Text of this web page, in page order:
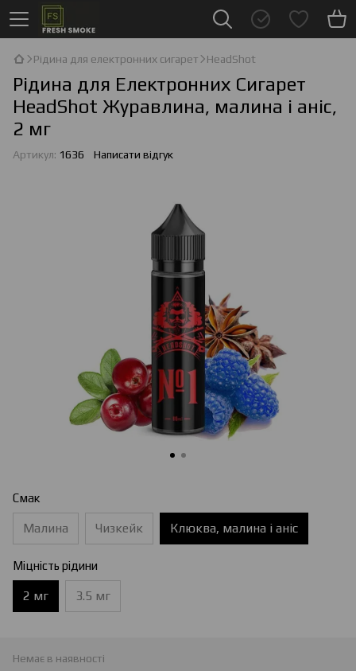
Рідина для електронних сигарет HeadShot
Рідина для Електронних Сигарет
HeadShot Журавлина, малина і аніс,
2 мг
Артикул: 1636 Написати відгук
Смак
Малина Чизкейк Клюква, малина і аніс
Міцність рідини
2 мг 3.5 мг
Немає в наявності